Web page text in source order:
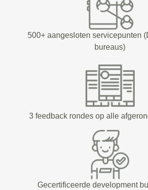
500+ aangesloten servicepunten
bureaus)
3 feedback rondes op alle
Gecertificeerde development